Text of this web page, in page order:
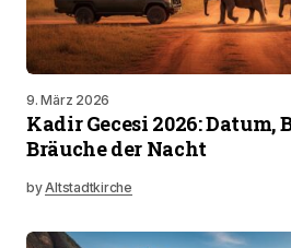
9. März 2026
Kadir Gecesi 2026: Datum,
Bräuche der Nacht
byAltstadtkirche